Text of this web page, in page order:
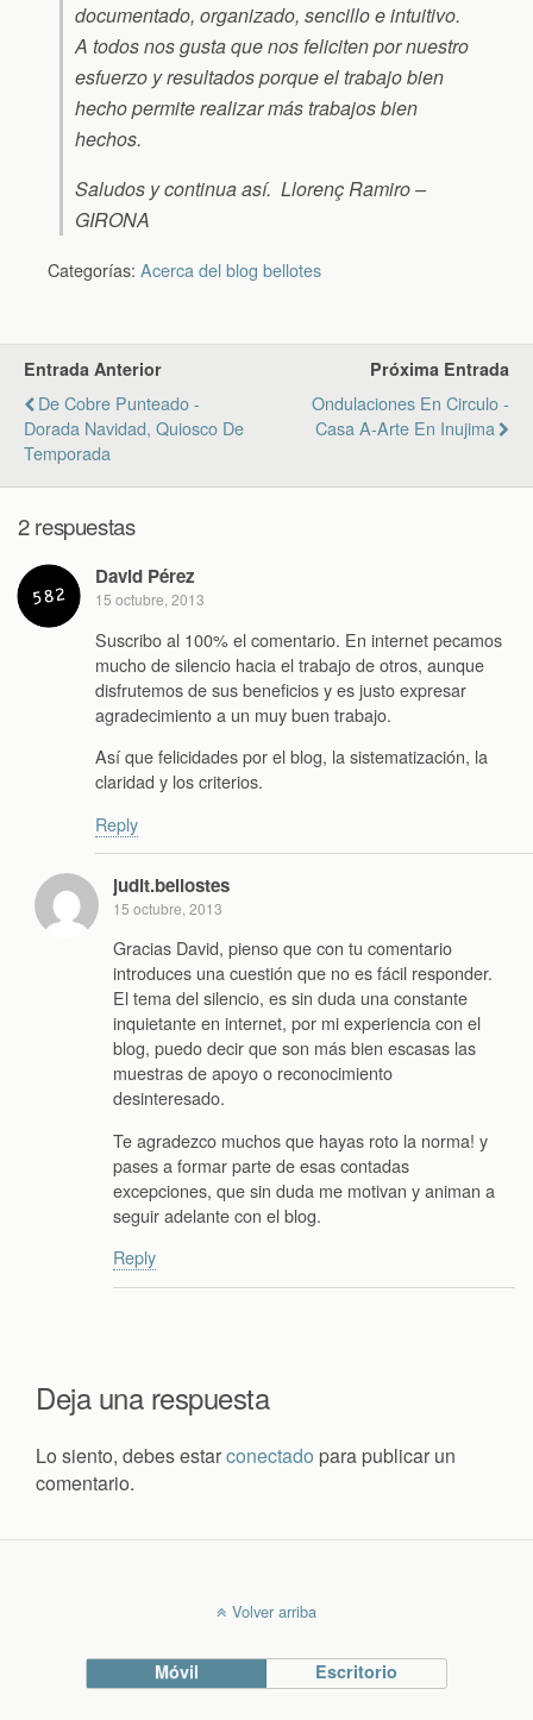
documentado, organizado, sencillo e intuitivo.
A todos nos gusta que nos feliciten por nuestro
esfuerzo y resultados porque el trabajo bien
hecho permite realizar más trabajos bien
hechos.
Saludos y continua así. Llorenç Ramiro –
GIRONA
Categorías: Acerca del blog bellotes
Entrada Anterior
De Cobre Punteado -
Dorada Navidad, Quiosco De
Temporada
Próxima Entrada
Ondulaciones En Circulo -
Casa A-Arte En Inujima
2 respuestas
David Pérez
15 octubre, 2013
Suscribo al 100% el comentario. En internet pecamos
mucho de silencio hacia el trabajo de otros, aunque
disfrutemos de sus beneficios y es justo expresar
agradecimiento a un muy buen trabajo.
Así que felicidades por el blog, la sistematización, la
claridad y los criterios.
Reply
judit.bellostes
15 octubre, 2013
Gracias David, pienso que con tu comentario
introduces una cuestión que no es fácil responder.
El tema del silencio, es sin duda una constante
inquietante en internet, por mi experiencia con el
blog, puedo decir que son más bien escasas las
muestras de apoyo o reconocimiento
desinteresado.
Te agradezco muchos que hayas roto la norma! y
pases a formar parte de esas contadas
excepciones, que sin duda me motivan y animan a
seguir adelante con el blog.
Reply
Deja una respuesta
Lo siento, debes estarconectado para publicar un
comentario.
Volver arriba
Móvil Escritorio